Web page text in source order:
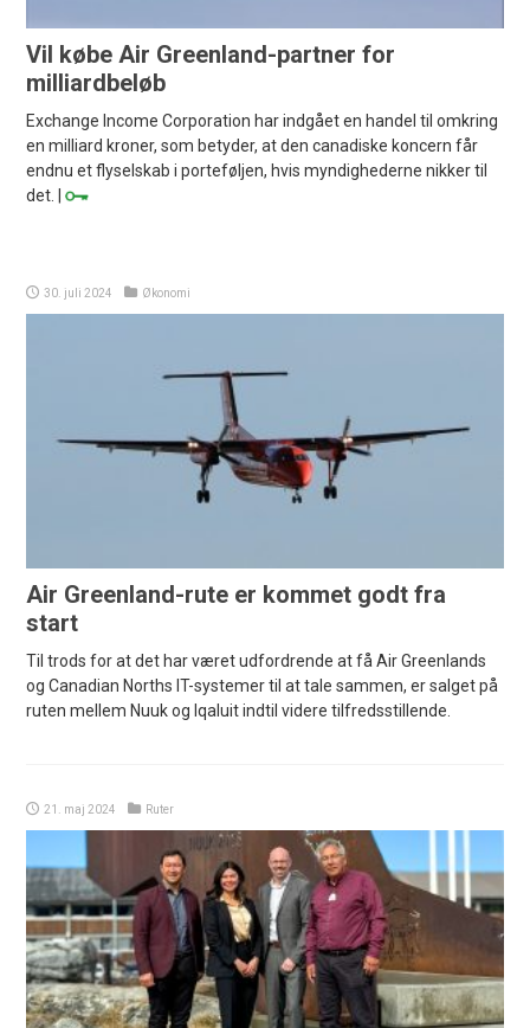
Vil købe Air Greenland-partner for
milliardbeløb
Exchange Income Corporation har indgået en handel til omkring
en milliard kroner, som betyder, at den canadiske koncern får
endnu et flyselskab i porteføljen, hvis myndighederne nikker til
det. |
30. juli 2024 Økonomi
Air Greenland-rute er kommet godt fra
start
Til trods for at det har været udfordrende at få Air Greenlands
og Canadian Norths IT-systemer til at tale sammen, er salget på
ruten mellem Nuuk og Iqaluit indtil videre tilfredsstillende.
21. maj 2024 Ruter